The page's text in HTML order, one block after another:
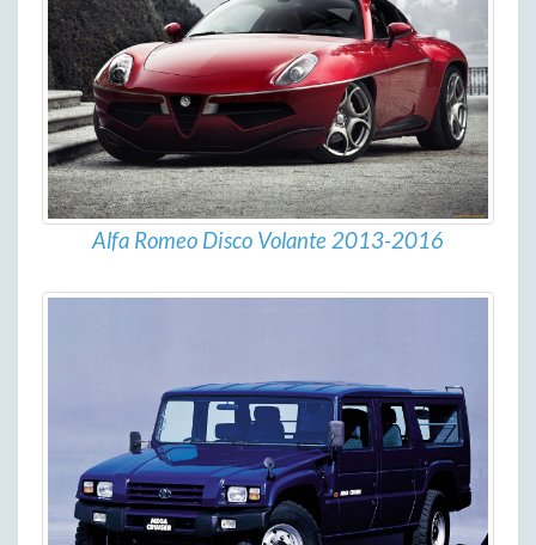
Alfa Romeo Disco Volante 2013-2016